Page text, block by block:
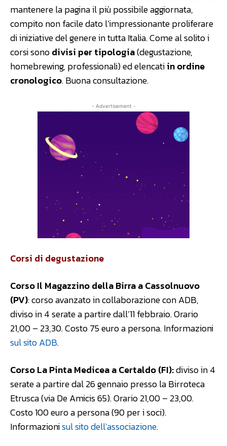
mantenere la pagina il più possibile aggiornata,
compito non facile dato l’impressionante proliferare
di iniziative del genere in tutta Italia. Come al solito i
corsi sonodivisi per tipologia(degustazione,
homebrewing, professionali) ed elencatiin ordine
cronologico. Buona consultazione.
- Advertisement -
Corsi di degustazione
Corso Il Magazzino della Birra a Cassolnuovo
(PV): corso avanzato in collaborazione con ADB,
diviso in 4 serate a partire dall’11 febbraio. Orario
21,00 – 23,30. Costo 75 euro a persona. Informazioni
sul sito ADB.
Corso La Pinta Medicea a Certaldo (FI):diviso in 4
serate a partire dal 26 gennaio presso la Birroteca
Etrusca (via De Amicis 65). Orario 21,00 – 23,00.
Costo 100 euro a persona (90 per i soci).
Informazionisul sito dell’associazione.